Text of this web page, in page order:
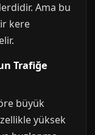
Ama bu
kere
Trafiğe
büyük
yüksek